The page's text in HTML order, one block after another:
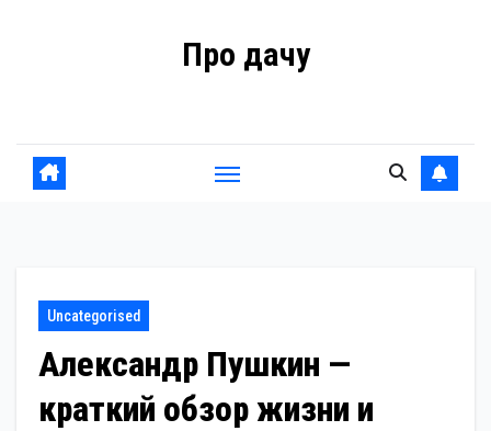
Про дачу
Uncategorised
Александр Пушкин —
краткий обзор жизни и